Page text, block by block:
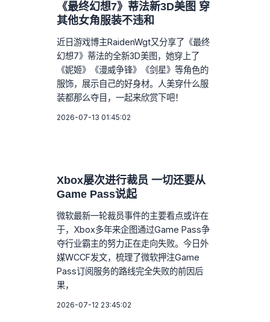
《最终幻想7》蒂法新3D美图 穿
其他女角服装不违和
近日游戏博主RaidenWgt又分享了《最终
幻想7》蒂法的全新3D美图，她穿上了
《妮姬》《漫威争锋》《剑星》等角色的
服饰，展示自己的好身材。人美穿什么服
装都那么夺目，一起来欣赏下吧！
2026-07-13 01:45:02
Xbox屡次进行裁员 一切还要从
Game Pass说起
微软最新一轮裁员事件的主要看点或许在
于，Xbox多年来企图通过Game Pass争
夺行业霸主的努力正在走向失败。今日外
媒WCCF发文，梳理了微软押注Game
Pass订阅服务的路线完全失败的前因后
果，
2026-07-12 23:45:02